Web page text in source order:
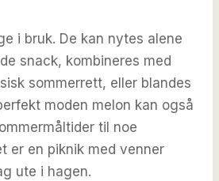
i bruk. De kan nytes alene
snack, kombineres med
sommerrett, eller blandes
moden melon kan også
til noe
er en piknik med venner
ute i hagen.